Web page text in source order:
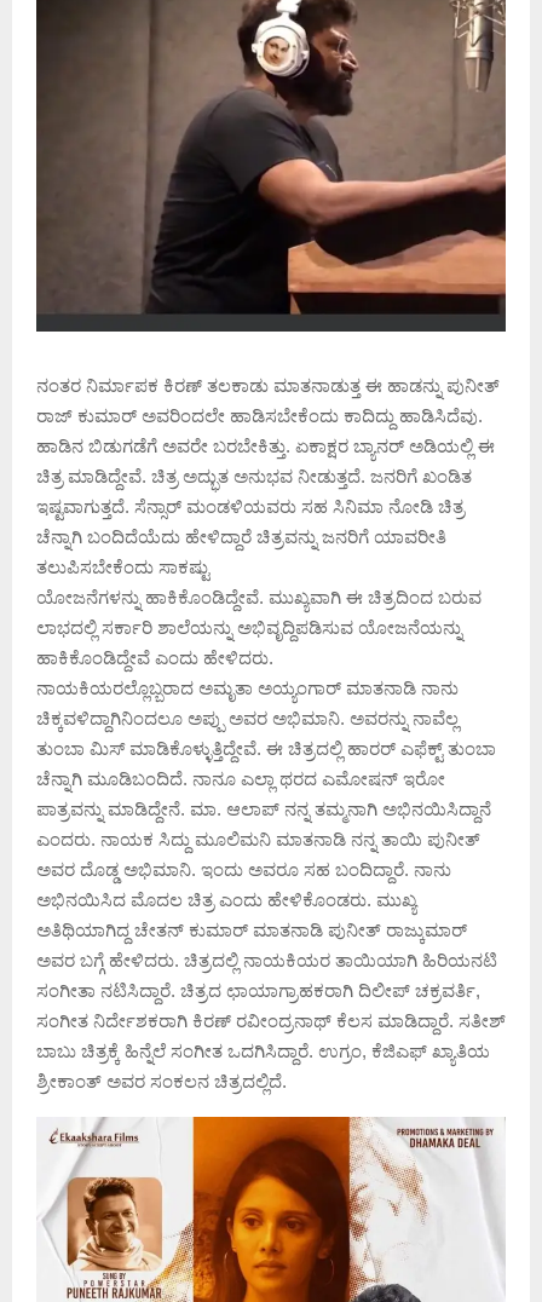
ನಂತರ ನಿರ್ಮಾಪಕ ಕಿರಣ್ ತಲಕಾಡು ಮಾತನಾಡುತ್ತ ಈ ಹಾಡನ್ನು ಪುನೀತ್
ರಾಜ್ ಕುಮಾರ್ ಅವರಿಂದಲೇ ಹಾಡಿಸಬೇಕೆಂದು ಕಾದಿದ್ದು ಹಾಡಿಸಿದೆವು.
ಹಾಡಿನ ಬಿಡುಗಡೆಗೆ ಅವರೇ ಬರಬೇಕಿತ್ತು. ಏಕಾಕ್ಷರ ಬ್ಯಾನರ್ ಅಡಿಯಲ್ಲಿ ಈ
ಚಿತ್ರ ಮಾಡಿದ್ದೇವೆ. ಚಿತ್ರ ಅದ್ಭುತ ಅನುಭವ ನೀಡುತ್ತದೆ. ಜನರಿಗೆ ಖಂಡಿತ
ಇಷ್ಟವಾಗುತ್ತದೆ. ಸೆನ್ಸಾರ್ ಮಂಡಳಿಯವರು ಸಹ ಸಿನಿಮಾ ನೋಡಿ ಚಿತ್ರ
ಚೆನ್ನಾಗಿ ಬಂದಿದೆಯೆದು ಹೇಳಿದ್ದಾರೆ ಚಿತ್ರವನ್ನು ಜನರಿಗೆ ಯಾವರೀತಿ
ತಲುಪಿಸಬೇಕೆಂದು ಸಾಕಷ್ಟು
ಯೋಜನೆಗಳನ್ನು ಹಾಕಿಕೊಂಡಿದ್ದೇವೆ. ಮುಖ್ಯವಾಗಿ ಈ ಚಿತ್ರದಿಂದ ಬರುವ
ಲಾಭದಲ್ಲಿ ಸರ್ಕಾರಿ ಶಾಲೆಯನ್ನು ಅಭಿವೃದ್ದಿಪಡಿಸುವ ಯೋಜನೆಯನ್ನು
ಹಾಕಿಕೊಂಡಿದ್ದೇವೆ ಎಂದು ಹೇಳಿದರು.
ನಾಯಕಿಯರಲ್ಲೊಬ್ಬರಾದ ಅಮೃತಾ ಅಯ್ಯಂಗಾರ್ ಮಾತನಾಡಿ ನಾನು
ಚಿಕ್ಕವಳಿದ್ದಾಗಿನಿಂದಲೂ ಅಪ್ಪು ಅವರ ಅಭಿಮಾನಿ. ಅವರನ್ನು ನಾವೆಲ್ಲ
ತುಂಬಾ ಮಿಸ್ ಮಾಡಿಕೊಳ್ಳುತ್ತಿದ್ದೇವೆ. ಈ ಚಿತ್ರದಲ್ಲಿ ಹಾರರ್ ಎಫೆಕ್ಟ್ ತುಂಬಾ
ಚೆನ್ನಾಗಿ ಮೂಡಿಬಂದಿದೆ. ನಾನೂ ಎಲ್ಲಾ ಥರದ ಎಮೋಷನ್ ಇರೋ
ಪಾತ್ರವನ್ನು ಮಾಡಿದ್ದೇನೆ. ಮಾ. ಆಲಾಪ್ ನನ್ನ ತಮ್ಮನಾಗಿ ಅಭಿನಯಿಸಿದ್ದಾನೆ
ಎಂದರು. ನಾಯಕ ಸಿದ್ದು ಮೂಲಿಮನಿ ಮಾತನಾಡಿ ನನ್ನ ತಾಯಿ ಪುನೀತ್
ಅವರ ದೊಡ್ಡ ಅಭಿಮಾನಿ. ಇಂದು ಅವರೂ ಸಹ ಬಂದಿದ್ದಾರೆ. ನಾನು
ಅಭಿನಯಿಸಿದ ಮೊದಲ ಚಿತ್ರ ಎಂದು ಹೇಳಿಕೊಂಡರು. ಮುಖ್ಯ
ಅತಿಥಿಯಾಗಿದ್ದ ಚೇತನ್ ಕುಮಾರ್ ಮಾತನಾಡಿ ಪುನೀತ್ ರಾಜ್ಕುಮಾರ್
ಅವರ ಬಗ್ಗೆ ಹೇಳಿದರು. ಚಿತ್ರದಲ್ಲಿ ನಾಯಕಿಯರ ತಾಯಿಯಾಗಿ ಹಿರಿಯನಟಿ
ಸಂಗೀತಾ ನಟಿಸಿದ್ದಾರೆ. ಚಿತ್ರದ ಛಾಯಾಗ್ರಾಹಕರಾಗಿ ದಿಲೀಪ್ ಚಕ್ರವರ್ತಿ,
ಸಂಗೀತ ನಿರ್ದೇಶಕರಾಗಿ ಕಿರಣ್ ರವೀಂದ್ರನಾಥ್ ಕೆಲಸ ಮಾಡಿದ್ದಾರೆ. ಸತೀಶ್
ಬಾಬು ಚಿತ್ರಕ್ಕೆ ಹಿನ್ನೆಲೆ ಸಂಗೀತ ಒದಗಿಸಿದ್ದಾರೆ. ಉಗ್ರಂ, ಕೆಜಿಎಫ್ ಖ್ಯಾತಿಯ
ಶ್ರೀಕಾಂತ್ ಅವರ ಸಂಕಲನ ಚಿತ್ರದಲ್ಲಿದೆ.